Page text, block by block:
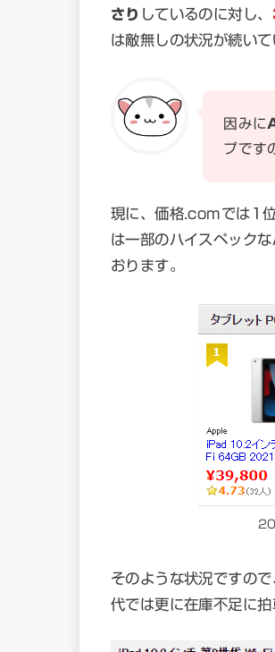
さり しているのに対し、
は敵無しの状況が続いて
因みに
プです
現に、価格.comでは1
は一部のハイスペック
おります。
そのような状況ですの
代では更に在庫不足に